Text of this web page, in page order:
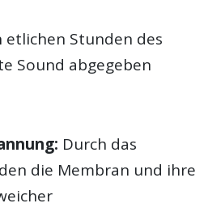
Stunden des
Sound abgegeben
Durch das
die Membran und ihre